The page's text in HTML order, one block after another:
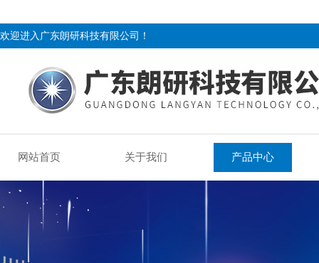
欢迎进入广东朗研科技有限公司！
网站首页 关于我们 产品中心